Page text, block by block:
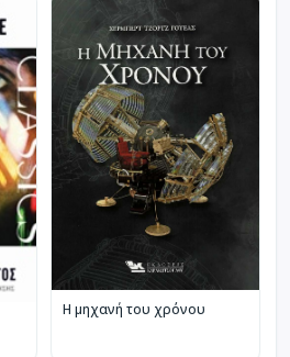
Η μηχανή του χρόνου